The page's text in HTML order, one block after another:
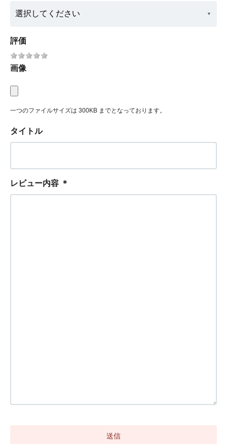
評価
画像
一つのファイルサイズは 300KB までとなっております。
タイトル
レビュー内容 ＊